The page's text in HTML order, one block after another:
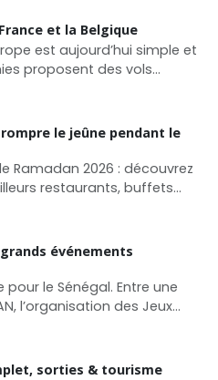
et la Belgique
est aujourd’hui simple et
proposent des vols
Paris, Bruxelles et de
le jeûne pendant le
Ramadan 2026 : découvrez
restaurants, buffets
et prix pour réussir
grands événements
pour le Sénégal. Entre une
l’organisation des Jeux
Dakar, et un calendrier
et attractive.
sorties & tourisme